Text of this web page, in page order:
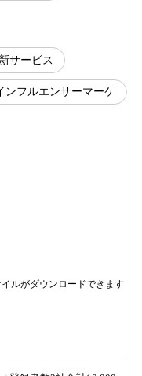
新サービス
ンフルエンサーマーケ
ルがダウンロードできます